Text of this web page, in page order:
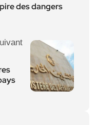
des dangers